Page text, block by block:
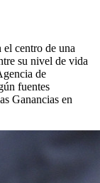
centro de una
su nivel de vida
de
fuentes
Ganancias en